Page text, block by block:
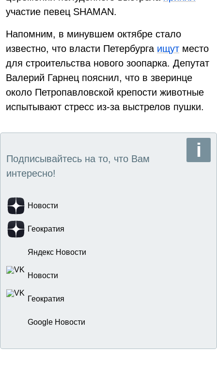
участие певец SHAMAN.
Напомним, в минувшем октябре стало
известно, что власти Петербурга ищут место
для строительства нового зоопарка. Депутат
Валерий Гарнец пояснил, что в зверинце
около Петропавловской крепости животные
испытывают стресс из-за выстрелов пушки.
Подписывайтесь на то, что Вам
интересно!
Новости
Геократия
Яндекс Новости
Новости
Геократия
Google Новости